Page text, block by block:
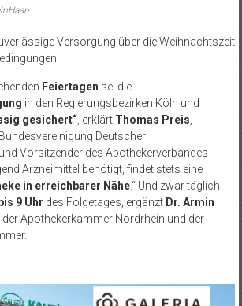
Versorgung über die Weihnachtszeit
Feiertagen sei die
in den Regierungsbezirken Köln und
gesichert“, erklärt Thomas Preis
Deutscher
Vorsitzender des Apothekerverbandes
Arzneimittel benötigt, findet stets eine
in erreichbarer Nähe.“ Und zwar täglich
9 Uhr des Folgetages, ergänzt Dr. Armin
der Apothekerkammer Nordrhein und der